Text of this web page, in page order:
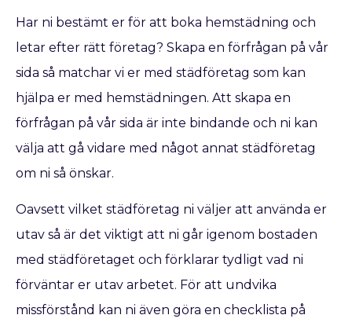
Har ni bestämt er för att boka hemstädning och
letar efter rätt företag? Skapa en förfrågan på vår
sida så matchar vi er med städföretag som kan
hjälpa er med hemstädningen. Att skapa en
förfrågan på vår sida är inte bindande och ni kan
välja att gå vidare med något annat städföretag
om ni så önskar.
Oavsett vilket städföretag ni väljer att använda er
utav så är det viktigt att ni går igenom bostaden
med städföretaget och förklarar tydligt vad ni
förväntar er utav arbetet. För att undvika
missförstånd kan ni även göra en checklista på